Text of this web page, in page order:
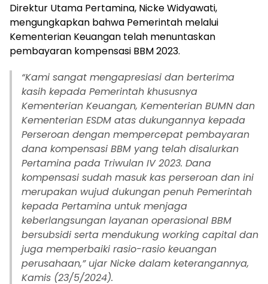
Direktur Utama Pertamina, Nicke Widyawati,
mengungkapkan bahwa Pemerintah melalui
Kementerian Keuangan telah menuntaskan
pembayaran kompensasi BBM 2023.
“Kami sangat mengapresiasi dan berterima
kasih kepada Pemerintah khususnya
Kementerian Keuangan, Kementerian BUMN dan
Kementerian ESDM atas dukungannya kepada
Perseroan dengan mempercepat pembayaran
dana kompensasi BBM yang telah disalurkan
Pertamina pada Triwulan IV 2023. Dana
kompensasi sudah masuk kas perseroan dan ini
merupakan wujud dukungan penuh Pemerintah
kepada Pertamina untuk menjaga
keberlangsungan layanan operasional BBM
bersubsidi serta mendukung working capital dan
juga memperbaiki rasio-rasio keuangan
perusahaan,” ujar Nicke dalam keterangannya,
Kamis (23/5/2024).